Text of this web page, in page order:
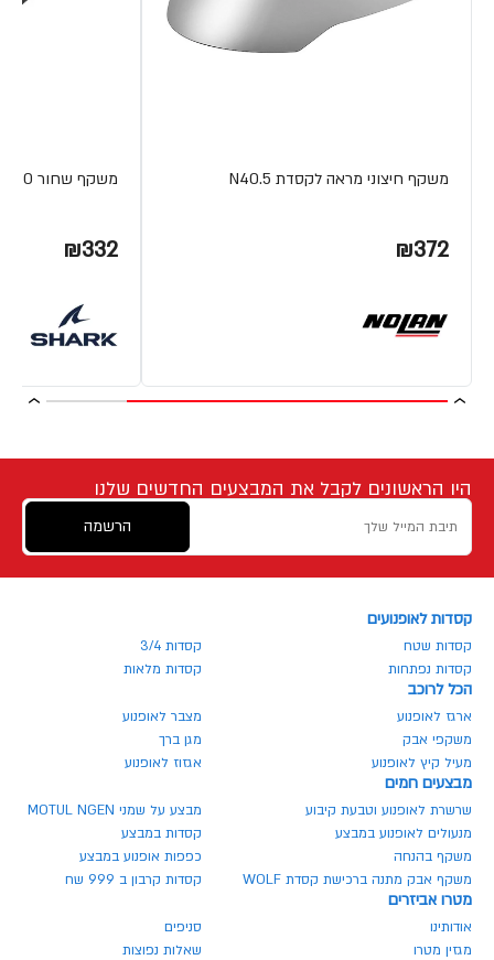
משקף חיצוני מראה לקסדת N40.5
₪372
משקף שחור CITYCRUISER VZ260 מבית SHARK
₪332
היו הראשונים לקבל את המבצעים החדשים שלנו
הרשמה
קסדות לאופנועים
קסדות שטח
קסדות 3/4
קסדות נפתחות
קסדות מלאות
הכל לרוכב
ארגז לאופנוע
מצבר לאופנוע
משקפי אבק
מגן ברך
מעיל קיץ לאופנוע
אגזוז לאופנוע
מבצעים חמים
שרשרת לאופנוע וטבעת קיבוע
מבצע על שמני MOTUL NGEN
מנעולים לאופנוע במבצע
קסדות במבצע
משקף בהנחה
כפפות אופנוע במבצע
משקף אבק מתנה ברכישת קסדת WOLF
קסדות קרבון ב 999 שח
מטרו אביזרים
אודותינו
סניפים
מגזין מטרו
שאלות נפוצות